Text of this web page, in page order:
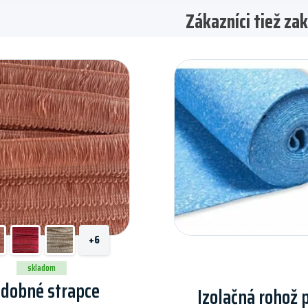
Zákazníci tiež
+6
skladom
strapce Izolačná rohož